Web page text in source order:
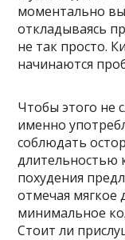
моментально
откладываясь
не так просто.
начинаются
Чтобы этого не
именно
соблюдать
длительностью
похудения
отмечая мягкое
минимальное
Стоит ли